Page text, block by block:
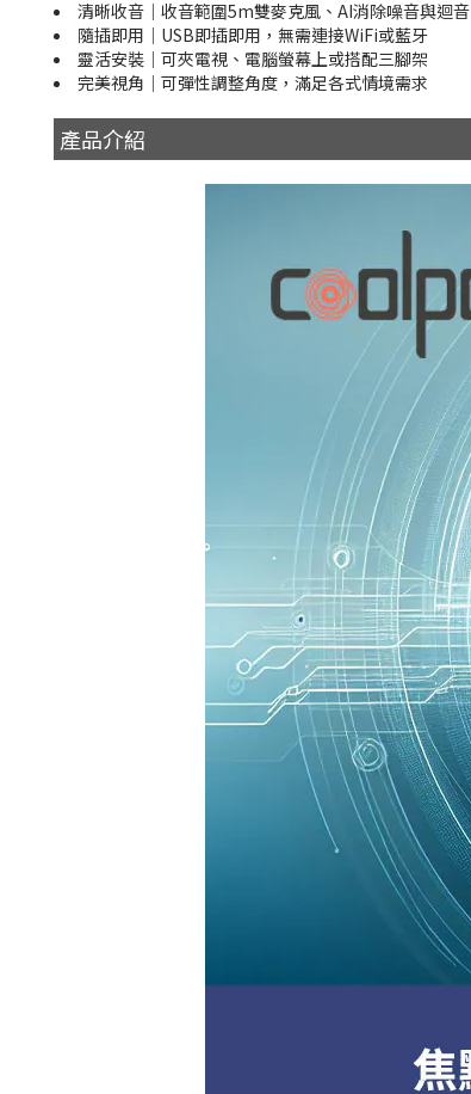
清晰收音｜收音範圍5m雙麥克風、AI消除噪音與迴音
隨插即用｜USB即插即用，無需連接WiFi或藍牙
靈活安裝｜可夾電視、電腦螢幕上或搭配三腳架
完美視角｜可彈性調整角度，滿足各式情境需求
產品介紹